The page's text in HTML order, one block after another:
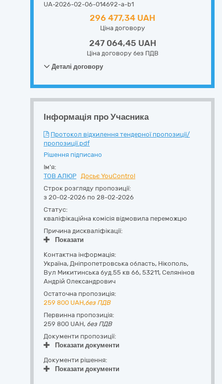
UA-2026-02-06-014692-a-b1
296 477,34 UAH
Ціна договору
247 064,45 UAH
Ціна договору без ПДВ
Деталі договору
Інформація про Учасника
Протокол відхилення тендерної пропозиції/
пропозиції.pdf
Рішення підписано
Ім'я:
ТОВ АЛЮР Досьє YouControl
Строк розгляду пропозиції:
з 20-02-2026 по 28-02-2026
Статус:
кваліфікаційна комісія відмовила переможцю
Причина дискваліфікації:
Показати
Контактна інформація:
Україна, Дніпропетровська область, Нікополь,
Вул Микитинська буд.55 кв 66, 53211, Селянінов
Андрій Олександрович
Остаточна пропозиція:
259 800 UAH,без ПДВ
Первинна пропозиція:
259 800 UAH, без ПДВ
Документи пропозиції:
Показати документи
Документи рішення:
Показати документи